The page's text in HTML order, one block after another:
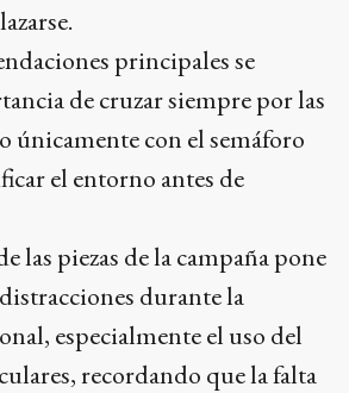
principales se
de cruzar siempre por las
únicamente con el semáforo
el entorno antes de
las piezas de la campaña pone
durante la
especialmente el uso del
recordando que la falta